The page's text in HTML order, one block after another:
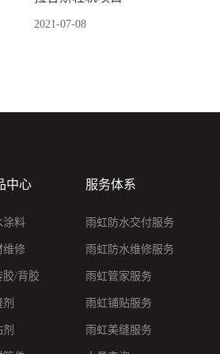
2021-07-08
中心
涂料
维修
胶/背胶
剂
剂
服务体系
雨虹防水交付服务
雨虹防水维修服务
雨虹管家服务
雨虹铺贴服务
雨虹美缝服务